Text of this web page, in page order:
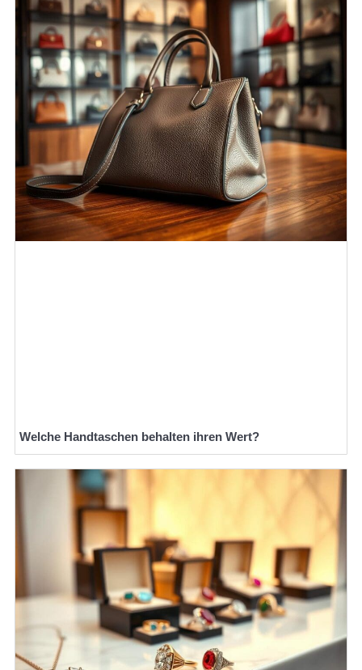
Welche Handtaschen behalten ihren Wert?